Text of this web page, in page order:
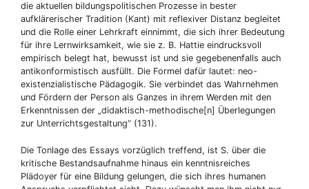
die aktuellen bildungspolitischen Prozesse in bester
aufklärerischer Tradition (Kant) mit reflexiver Distanz begleitet
und die Rolle einer Lehrkraft einnimmt, die sich ihrer Bedeutung
für ihre Lernwirksamkeit, wie sie z. B. Hattie eindrucksvoll
empirisch belegt hat, bewusst ist und sie gegebenenfalls auch
antikonformistisch ausfüllt. Die Formel dafür lautet: neo-
existenzialistische Pädagogik. Sie verbindet das Wahrnehmen
und Fördern der Person als Ganzes in ihrem Werden mit den
Erkenntnissen der „didaktisch-methodische[n] Überlegungen
zur Unterrichtsgestaltung“ (131).
Die Tonlage des Essays vorzüglich treffend, ist S. über die
kritische Bestandsaufnahme hinaus ein kenntnisreiches
Plädoyer für eine Bildung gelungen, die sich ihres humanen